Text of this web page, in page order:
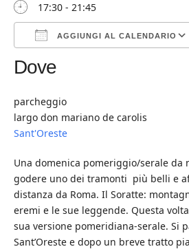
17:30 - 21:45
AGGIUNGI AL CALENDARIO
Download ICS
Dove
parcheggio
largo don mariano de carolis
Sant'Oreste
Una domenica pomeriggio/serale da
godere uno dei tramonti più belli e
distanza da Roma. Il Soratte:
eremi e le sue leggende. Questa
sua versione pomeridiana-serale. Si
Sant’Oreste e dopo un breve tratto